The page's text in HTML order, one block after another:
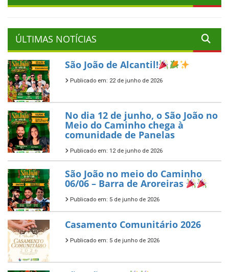
ÚLTIMAS NOTÍCIAS
São João de Alcantil!
Publicado em: 22 de junho de 2026
No dia 12 de junho, o São João no
Meio do Caminho chega à
comunidade de Panelas
Publicado em: 12 de junho de 2026
São João no meio do Caminho
06/06 – Barra de Aroreiras
Publicado em: 5 de junho de 2026
Casamento Comunitário 2026
Publicado em: 5 de junho de 2026